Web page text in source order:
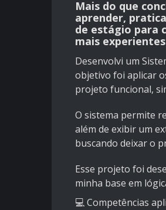
Mais do que
aprender,
de estágio para
mais
Desenvolvi um
objetivo foi aplicar
projeto funcional,
O sistema permite
além de exibir um
buscando deixar o
Esse projeto foi
minha base em
💻 Competências